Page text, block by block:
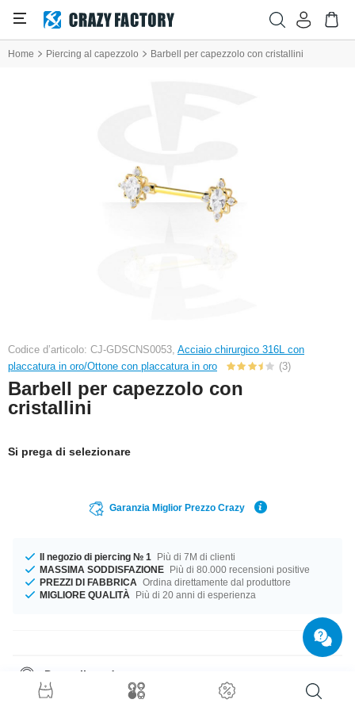
Home Piercing al capezzolo Barbell per capezzolo con cristallini
Codice d’articolo: CJ-GDSCNS0053, Acciaio chirurgico 316L con
placcatura in oro/Ottone con placcatura in oro
(3)
Barbell per capezzolo con
cristallini
Si prega di selezionare
Garanzia Miglior Prezzo Crazy
Il negozio di piercing № 1
Più di 7M di clienti
MASSIMA SODDISFAZIONE Più di 80.000 recensioni positive
PREZZI DI FABBRICA Ordina direttamente dal produttore
MIGLIORE QUALITÀ
Più di 20 anni di esperienza
Dettagli prodotto
Il compagno perfetto per ogni occasione... Disponibile in calibro 1.6 mm